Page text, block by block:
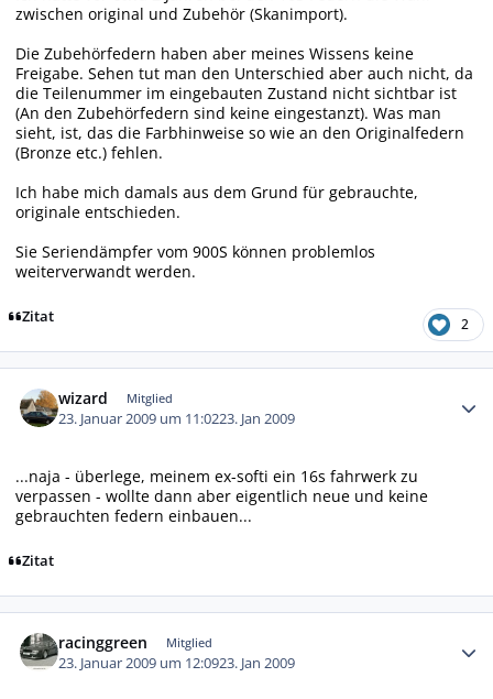
zwischen original und Zubehör (Skanimport).
Die Zubehörfedern haben aber meines Wissens keine
Freigabe. Sehen tut man den Unterschied aber auch nicht, da
die Teilenummer im eingebauten Zustand nicht sichtbar ist
(An den Zubehörfedern sind keine eingestanzt). Was man
sieht, ist, das die Farbhinweise so wie an den Originalfedern
(Bronze etc.) fehlen.
Ich habe mich damals aus dem Grund für gebrauchte,
originale entschieden.
Sie Seriendämpfer vom 900S können problemlos
weiterverwandt werden.
Zitat 2
wizard Mitglied
23. Januar 2009 um 11:0223. Jan 2009
...naja - überlege, meinem ex-softi ein 16s fahrwerk zu
verpassen - wollte dann aber eigentlich neue und keine
gebrauchten federn einbauen...
Zitat
racinggreen Mitglied
23. Januar 2009 um 12:0923. Jan 2009